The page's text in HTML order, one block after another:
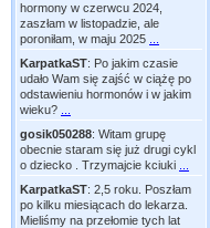
hormony w czerwcu 2024,
zaszłam w listopadzie, ale
poroniłam, w maju 2025
KarpatkaST: Po jakim czasie
udało Wam się zajść w ciążę po
odstawieniu hormonów i w jakim
wieku?
gosik050288: Witam grupę
obecnie staram się już drugi cykl
o dziecko . Trzymajcie kciuki
KarpatkaST: 2,5 roku. Poszłam
po kilku miesiącach do lekarza.
Mieliśmy na przełomie tych lat